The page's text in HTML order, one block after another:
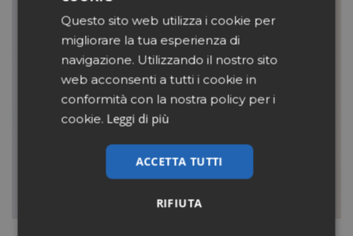
Questo sito web utilizza i cookie per
migliorare la tua esperienza di
navigazione. Utilizzando il nostro sito
web acconsenti a tutti i cookie in
conformità con la nostra policy per i
cookie. Leggi di più
ACCETTA TUTTI
RIFIUTA